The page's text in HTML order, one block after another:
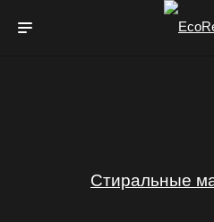
Стиральные